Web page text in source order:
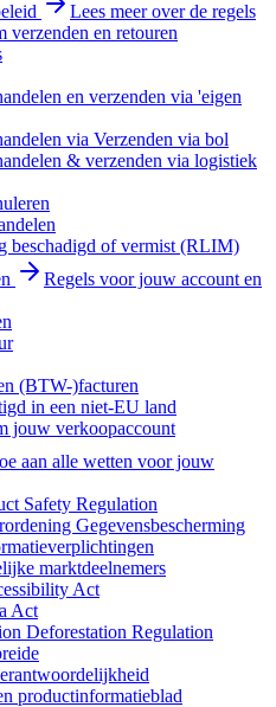
Lees meer over de regels
verzenden en retouren
en verzenden via 'eigen
via Verzenden via bol
& verzenden via logistiek
beschadigd of vermist (RLIM)
Regels voor jouw account en
(BTW-)facturen
in een niet-EU land
jouw verkoopaccount
aan alle wetten voor jouw
Safety Regulation
Gegevensbescherming
marktdeelnemers
Act
Act
Deforestation Regulation
productinformatieblad